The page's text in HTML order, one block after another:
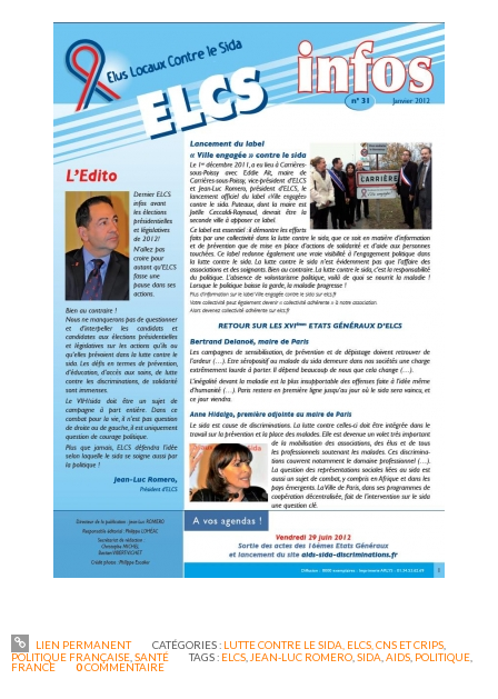
LIEN PERMANENT CATÉGORIES : LUTTE CONTRE LE SIDA, ELCS, CNS ET CRIPS,
POLITIQUE FRANÇAISE ,SANTÉ TAGS : ELCS JEAN-LUC ROMERO ,SIDA ,AIDS POLITIQUE
FRANCE 0COMMENTAIRE